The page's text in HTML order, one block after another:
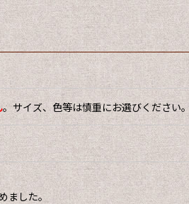
。サイズ、色等は慎重にお選びください。
ました。